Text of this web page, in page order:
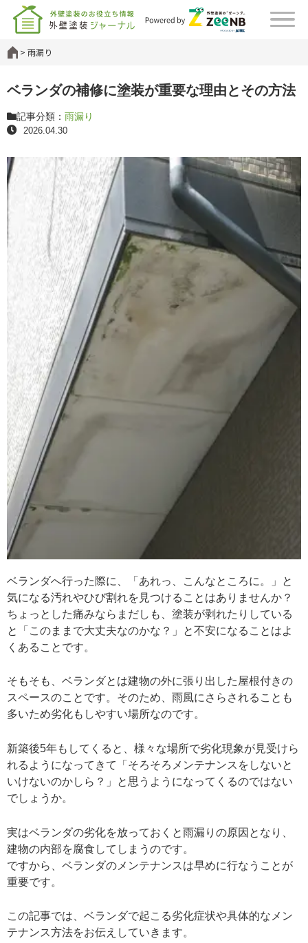
雨漏り
ベランダの補修に塗装が重要な理由とその方法
記事分類： 雨漏り
2026.04.30
ベランダへ行った際に、「あれっ、こんなところに。」と
気になる汚れやひび割れを見つけることはありませんか？
ちょっとした痛みならまだしも、塗装が剥れたりしている
と「このままで大丈夫なのかな？」と不安になることはよ
くあることです。
そもそも、ベランダとは建物の外に張り出した屋根付きの
スペースのことです。そのため、雨風にさらされることも
多いため劣化もしやすい場所なのです。
新築後5年もしてくると、様々な場所で劣化現象が見受けら
れるようになってきて「そろそろメンテナンスをしないと
いけないのかしら？」と思うようになってくるのではない
でしょうか。
実はベランダの劣化を放っておくと雨漏りの原因となり、
建物の内部を腐食してしまうのです。
ですから、ベランダのメンテナンスは早めに行なうことが
重要です。
この記事では、ベランダで起こる劣化症状や具体的なメン
テナンス方法をお伝えしていきます。